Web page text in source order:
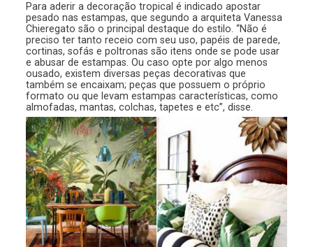
Para aderir a decoração tropical é indicado apostar
pesado nas estampas, que segundo a arquiteta Vanessa
Chieregato são o principal destaque do estilo. “Não é
preciso ter tanto receio com seu uso, papéis de parede,
cortinas, sofás e poltronas são itens onde se pode usar
e abusar de estampas. Ou caso opte por algo menos
ousado, existem diversas peças decorativas que
também se encaixam; peças que possuem o próprio
formato ou que levam estampas características, como
almofadas, mantas, colchas, tapetes e etc”, disse.